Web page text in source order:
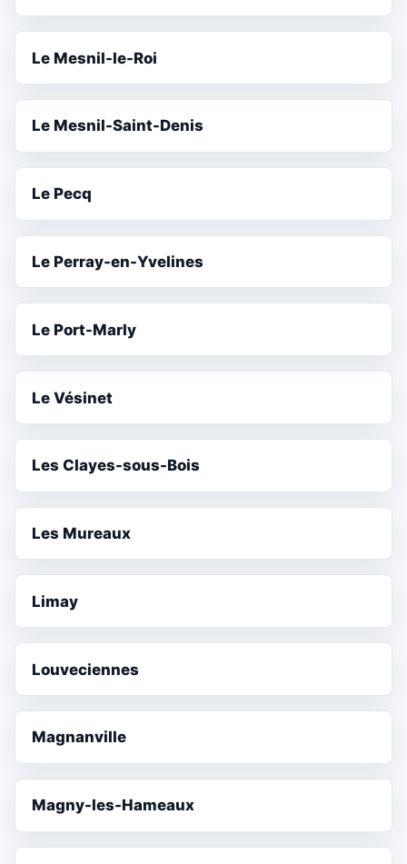
Le Mesnil-le-Roi
Le Mesnil-Saint-Denis
Le Pecq
Le Perray-en-Yvelines
Le Port-Marly
Le Vésinet
Les Clayes-sous-Bois
Les Mureaux
Limay
Louveciennes
Magnanville
Magny-les-Hameaux